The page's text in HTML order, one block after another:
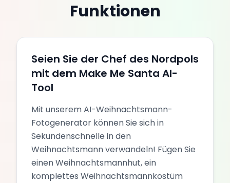
Funktionen
Seien Sie der Chef des Nordpols
mit dem Make Me Santa AI-
Tool
Mit unserem AI-Weihnachtsmann-
Fotogenerator können Sie sich in
Sekundenschnelle in den
Weihnachtsmann verwandeln! Fügen Sie
einen Weihnachtsmannhut, ein
komplettes Weihnachtsmannkostüm